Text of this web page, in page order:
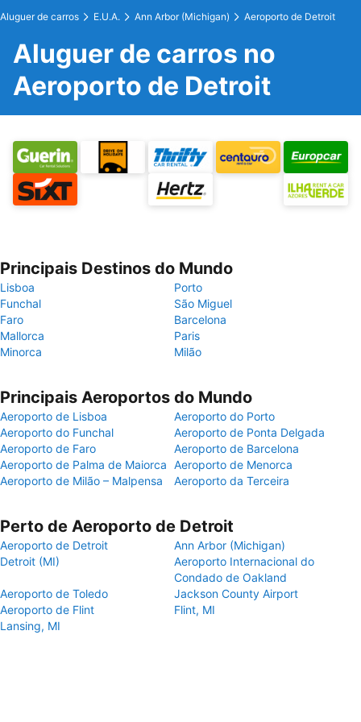
Aluguer de carros E.U.A. Ann Arbor (Michigan) Aeroporto de Detroit
Aluguer de carros no
Aeroporto de Detroit
Principais Destinos do Mundo
Lisboa
Porto
Funchal
São Miguel
Faro
Barcelona
Mallorca
Paris
Minorca
Milão
Principais Aeroportos do Mundo
Aeroporto de Lisboa
Aeroporto do Porto
Aeroporto do Funchal
Aeroporto de Ponta Delgada
Aeroporto de Faro
Aeroporto de Barcelona
Aeroporto de Palma de Maiorca Aeroporto de Menorca
Aeroporto de Milão – Malpensa
Aeroporto da Terceira
Perto de Aeroporto de Detroit
Aeroporto de Detroit
Ann Arbor (Michigan)
Detroit (MI)
Aeroporto Internacional do
Condado de Oakland
Aeroporto de Toledo
Jackson County Airport
Aeroporto de Flint
Flint, MI
Lansing, MI